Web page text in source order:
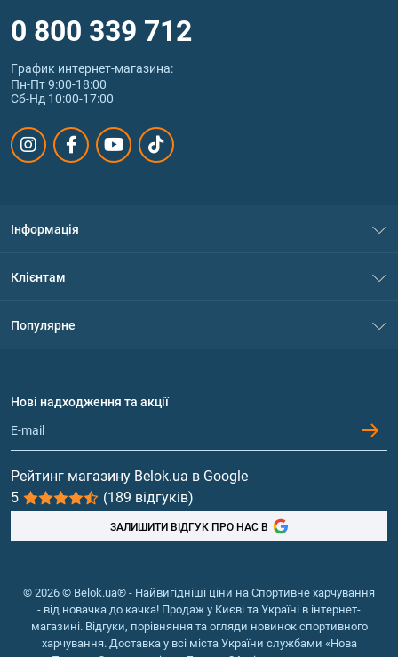
0 800 339 712
График интернет‑магазина:
Пн-Пт 9:00-18:00
Сб-Нд 10:00-17:00
Інформація
Політика конфіденційності
Обмін та повернення
Клієнтам
Популярне
Протеїн
Гейнери
Вітаміни та мінерали
Риб'ячий жир, жирні кислоти
Нові надходження та акції
Рейтинг магазину Belok.ua в Google
5
(189 відгуків)
ЗАЛИШИТИ ВІДГУК ПРО НАС В
© 2026 © Belok.ua® - Найвигідніші ціни на Спортивне харчування
- від новачка до качка! Продаж у Києві та Україні в інтернет-
магазині. Відгуки, порівняння та огляди новинок спортивного
харчування. Доставка у всі міста України службами «Нова